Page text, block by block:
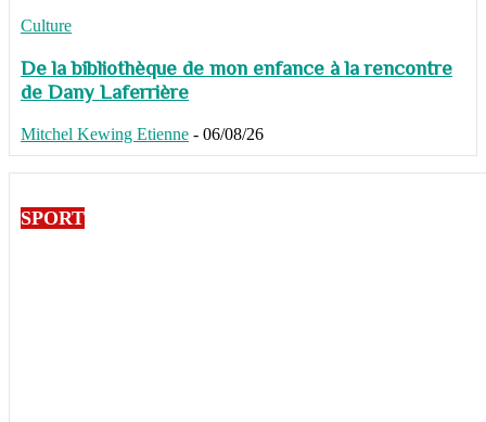
Culture
De la bibliothèque de mon enfance à la rencontre
de Dany Laferrière
Mitchel Kewing Etienne - 06/08/26
SPORT